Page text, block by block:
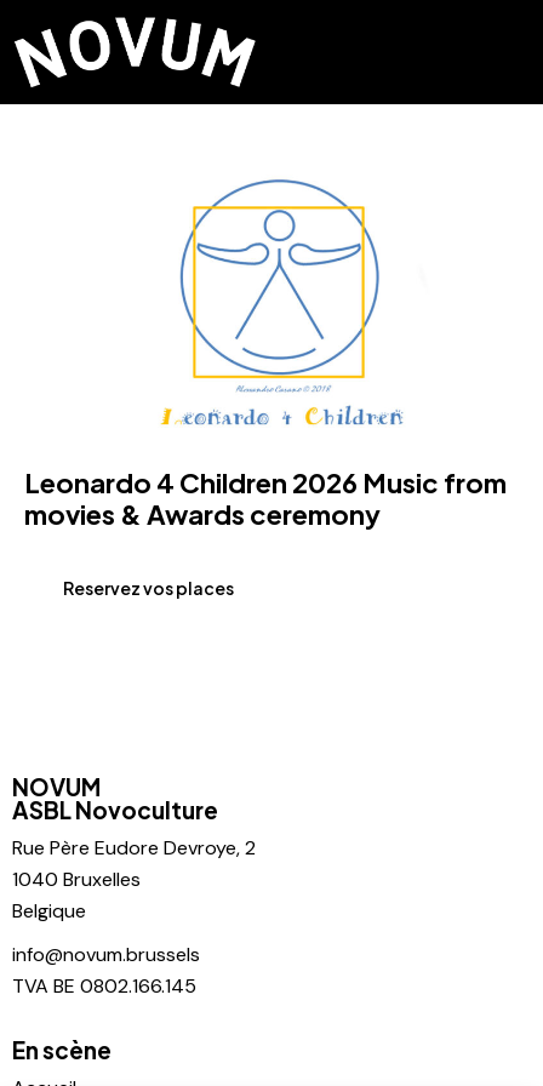
Leonardo 4 Children 2026 Music from
movies & Awards ceremony
Reservez vos places
NOVUM
ASBL Novoculture
Rue Père Eudore Devroye, 2
1040 Bruxelles
Belgique
info@novum.brussels
TVA BE 0802.166.145
En scène